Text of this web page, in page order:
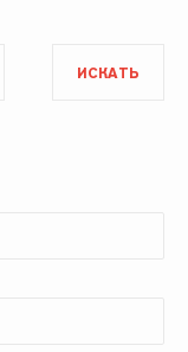
ИСКАТЬ